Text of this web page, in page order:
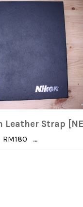
Leather Strap
RM180 ...